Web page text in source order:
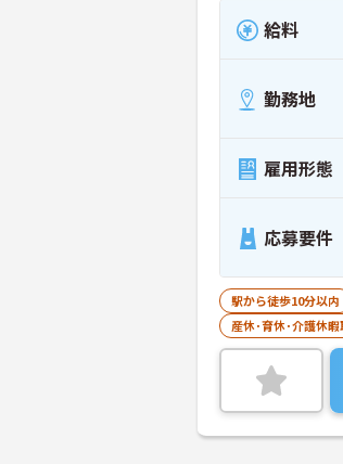
給料
勤務地
雇用形態
応募要件
駅から徒歩10分以内
産休･育休･介護休暇